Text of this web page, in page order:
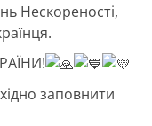
Нескореності,
заповнити